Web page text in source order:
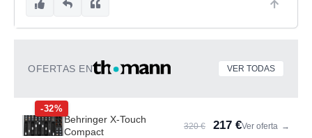
OFERTAS EN VER TODAS
-32%
Behringer X-Touch
Compact
320 € 217 €Ver oferta →